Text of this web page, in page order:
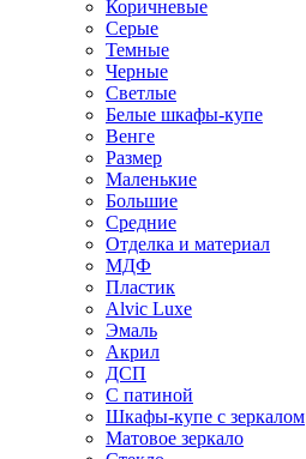
Коричневые
Серые
Темные
Черные
Светлые
Белые шкафы-купе
Венге
Размер
Маленькие
Большие
Средние
Отделка и материал
МДФ
Пластик
Alvic Luxe
Эмаль
Акрил
ДСП
С патиной
Шкафы-купе с зеркалом
Матовое зеркало